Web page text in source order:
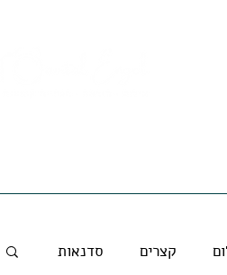
קצרים סדנאות